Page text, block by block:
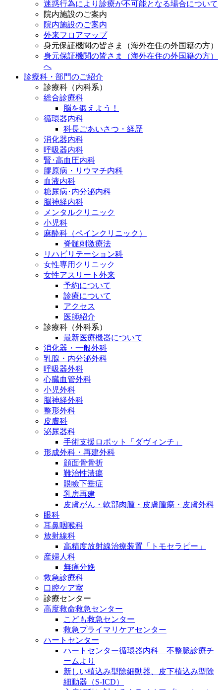
迷惑行為により診療が不可能となる場合について
院内施設のご案内
院内施設のご案内
外来フロアマップ
身元保証機関の皆さま（海外在住の外国籍の方）
身元保証機関の皆さま（海外在住の外国籍の方）
へ
診療科・部門のご紹介
診療科（内科系）
総合診療科
脳を鍛えよう！
循環器内科
科長ごあいさつ・経歴
消化器内科
呼吸器内科
腎･高血圧内科
膠原病・リウマチ内科
血液内科
糖尿病･内分泌内科
脳神経内科
メンタルクリニック
小児科
麻酔科（ペインクリニック）
脊髄刺激療法
リハビリテーション科
女性専用クリニック
女性アスリート外来
予約について
診療について
アクセス
医師紹介
診療科（外科系）
最新医療機器について
消化器・一般外科
乳腺・内分泌外科
呼吸器外科
心臓血管外科
小児外科
脳神経外科
整形外科
皮膚科
泌尿器科
手術支援ロボット「ダヴィンチ」
形成外科・再建外科
顔面骨骨折
難治性潰瘍
眼瞼下垂症
乳房再建
皮膚がん・軟部肉腫・皮膚腫瘍・皮膚外科
眼科
耳鼻咽喉科
放射線科
高精度放射線治療装置「トモセラピー」
産婦人科
無痛分娩
救急診療科
口腔ケア室
診療センター
高度救命救急センター
こども救急センター
救急プライマリケアセンター
ハートセンター
ハートセンター循環器内科 不整脈診療チ
ームより
新しい植込み型除細動器、皮下植込み型除
細動器（S-ICD）